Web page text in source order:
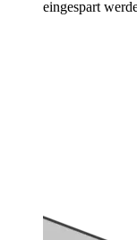
eingespart